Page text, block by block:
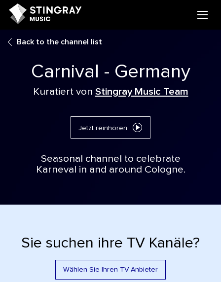
Back to the channel list
Carnival - Germany
Kuratiert von Stingray Music Team
Jetzt reinhören
Seasonal channel to celebrate
Karneval in and around Cologne.
Sie suchen ihre TV Kanäle?
Wählen Sie Ihren TV Anbieter